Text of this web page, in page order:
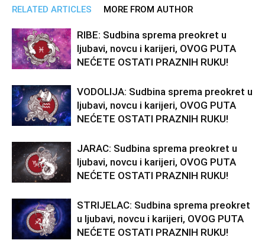
RELATED ARTICLES MORE FROM AUTHOR
RIBE: Sudbina sprema preokret u
ljubavi, novcu i karijeri, OVOG PUTA
NEĆETE OSTATI PRAZNIH RUKU!
VODOLIJA: Sudbina sprema preokret u
ljubavi, novcu i karijeri, OVOG PUTA
NEĆETE OSTATI PRAZNIH RUKU!
JARAC: Sudbina sprema preokret u
ljubavi, novcu i karijeri, OVOG PUTA
NEĆETE OSTATI PRAZNIH RUKU!
STRIJELAC: Sudbina sprema preokret
u ljubavi, novcu i karijeri, OVOG PUTA
NEĆETE OSTATI PRAZNIH RUKU!